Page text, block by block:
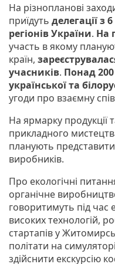
На різнопланові
приїдуть делегації з
регіонів України. На
участь в якому
країн,
учасників. Понад 200
української та
угоди про взаємну
На ярмарку продукції
прикладного
планують
виробників.
Про екологічні
органічне
говоритимуть під час
високих технологій,
стартапів у
політати на
здійснити екскурсію